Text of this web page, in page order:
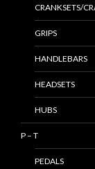
CRANKSETS/
GRIPS
HANDLEBARS
HEADSETS
HUBS
P – T
PEDALS